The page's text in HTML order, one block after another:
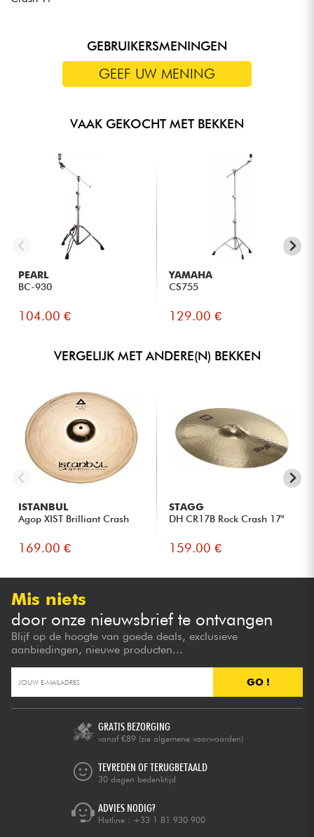
GEBRUIKERSMENINGEN
GEEF UW MENING
VAAK GEKOCHT MET BEKKEN
PEARL
BC-930
104.00 €
YAMAHA
CS755
129.00 €
VERGELIJK MET ANDERE(N) BEKKEN
ISTANBUL
Agop XIST Brilliant Crash
169.00 €
STAGG
DH CR17B Rock Crash 17"
159.00 €
Mis niets
door onze nieuwsbrief te ontvangen
Blijf op de hoogte van goede deals, exclusieve
aanbiedingen, nieuwe producten...
GO !
GRATIS BEZORGING
vanaf €89 (zie algemene voorwaarden)
TEVREDEN OF TERUGBETAALD
30 dagen bedenktijd
ADVIES NODIG?
Hotline : +33 1 81 930 900